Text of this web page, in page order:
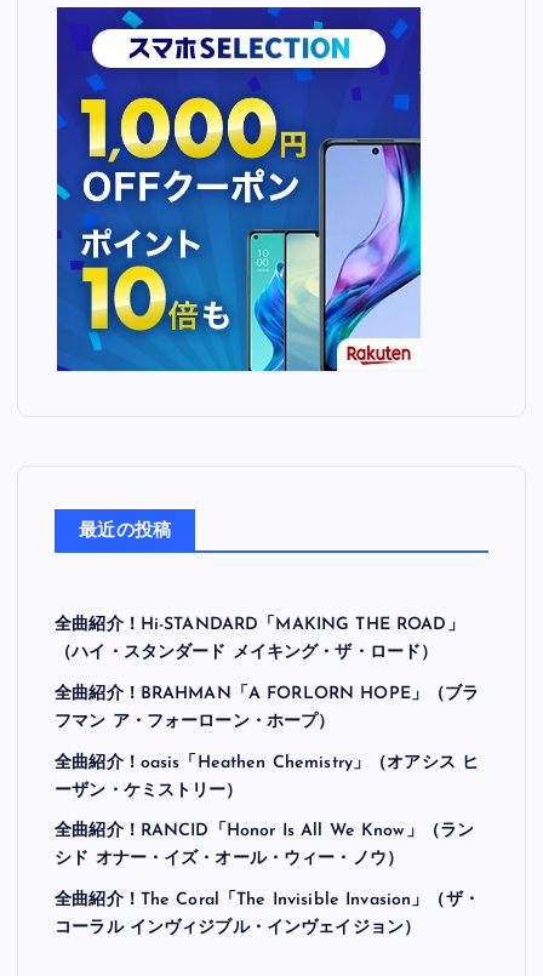
最近の投稿
全曲紹介！Hi-STANDARD「MAKING THE ROAD」
（ハイ・スタンダード メイキング・ザ・ロード）
全曲紹介！BRAHMAN「A FORLORN HOPE」（ブラ
フマン ア・フォーローン・ホープ）
全曲紹介！oasis「Heathen Chemistry」（オアシス ヒ
ーザン・ケミストリー）
全曲紹介！RANCID「Honor Is All We Know」（ラン
シド オナー・イズ・オール・ウィー・ノウ）
全曲紹介！The Coral「The Invisible Invasion」（ザ・
コーラル インヴィジブル・インヴェイジョン）